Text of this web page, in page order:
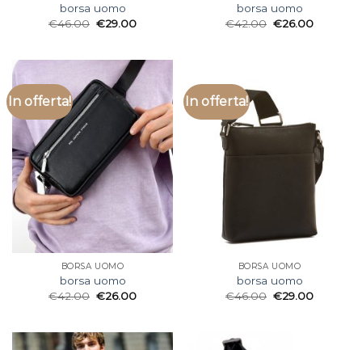
borsa uomo
€46.00 €29.00
borsa uomo
€42.00 €26.00
In offerta!
BORSA UOMO
borsa uomo
€42.00 €26.00
In offerta!
BORSA UOMO
borsa uomo
€46.00 €29.00